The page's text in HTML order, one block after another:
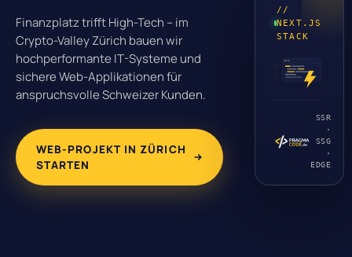
Finanzplatz trifft High-Tech – im
Crypto-Valley Zürich bauen wir
hochperformante IT-Systeme und
sichere Web-Applikationen für
anspruchsvolle Schweizer Kunden.
WEB-PROJEKT IN ZÜRICH
STARTEN
//
NEXT.JS
STACK
SSR
·
SSG
·
EDGE